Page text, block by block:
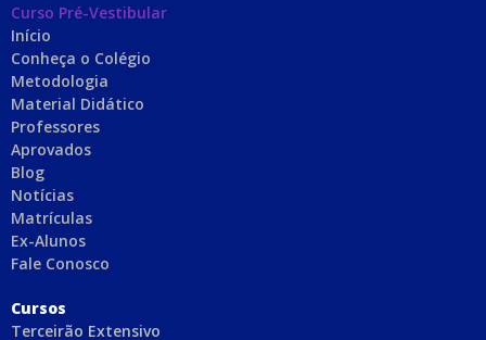
Curso Pré-Vestibular
Início
Conheça o Colégio
Metodologia
Material Didático
Professores
Aprovados
Blog
Notícias
Matrículas
Ex-Alunos
Fale Conosco
Cursos
Terceirão Extensivo